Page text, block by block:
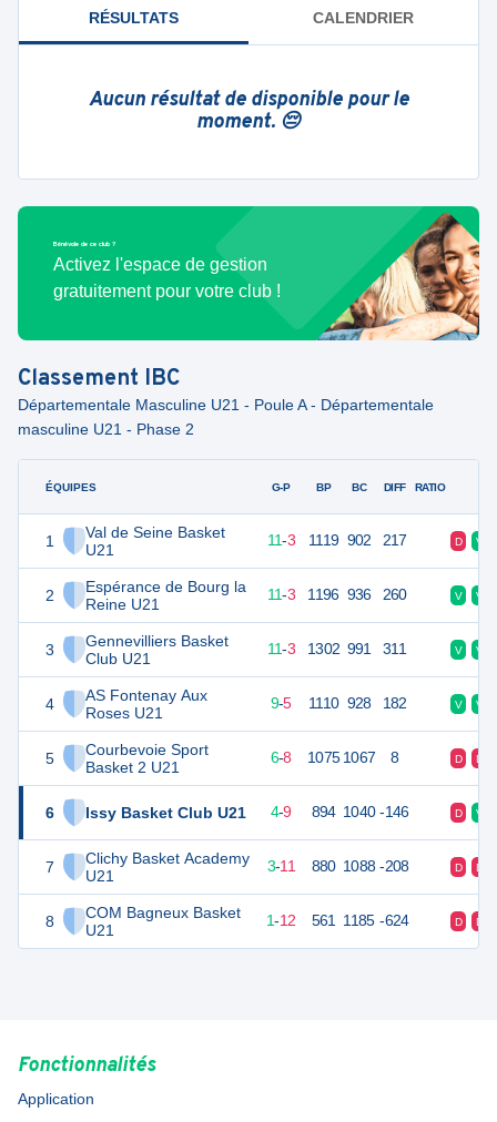
RÉSULTATS CALENDRIER
Aucun résultat de disponible pour le
moment. 😔
Bénévole de ce club ?
Activez l'espace de gestion
gratuitement pour votre club !
Classement IBC
Départementale Masculine U21 - Poule A - Départementale
masculine U21 - Phase 2
ÉQUIPES
1
Val de Seine Basket
U21
2
Espérance de Bourg la
Reine U21
3
Gennevilliers Basket
Club U21
4
AS Fontenay Aux
Roses U21
5
Courbevoie Sport
Basket 2 U21
6 Issy Basket Club U21
7
Clichy Basket Academy
U21
8
COM Bagneux Basket
U21
G-P BP BC DIFF RATIO
25 11-3 1119 902 217 D V
25 14 11-3 1196 936 260 V V
25 11-3 1302 991 311 V V
23 9-5 1110 928 182 V V
20 6-8 1075 1067 8 D D
17 14 4-9 894 1040 -146 D V
17 14 3-11 880 1088 -208 D D
14 14 1-12 561 1185 -624 D D
Fonctionnalités
Application